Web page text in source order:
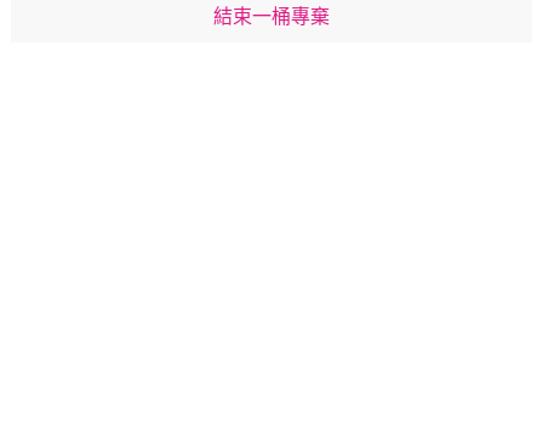
結束一桶專棄